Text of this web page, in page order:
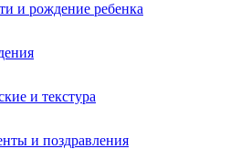
и рождение ребенка
и текстура
и поздравления